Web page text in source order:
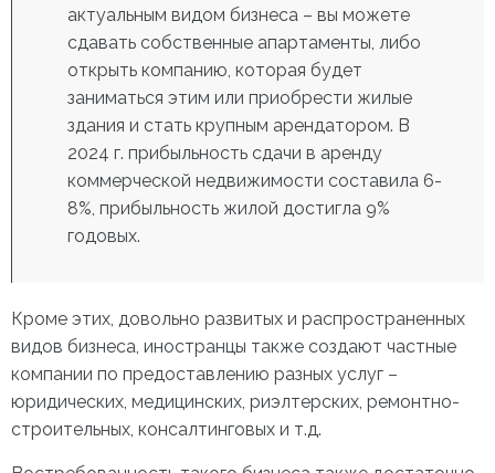
актуальным видом бизнеса – вы можете
сдавать собственные апартаменты, либо
открыть компанию, которая будет
заниматься этим или приобрести жилые
здания и стать крупным арендатором. В
2024 г. прибыльность сдачи в аренду
коммерческой недвижимости составила 6-
8%, прибыльность жилой достигла 9%
годовых.
Кроме этих, довольно развитых и распространенных
видов бизнеса, иностранцы также создают частные
компании по предоставлению разных услуг –
юридических, медицинских, риэлтерских, ремонтно-
строительных, консалтинговых и т.д.